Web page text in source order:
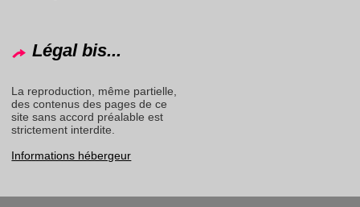
Légal bis...
La reproduction, même partielle,
des contenus des pages de ce
site sans accord préalable est
strictement interdite.
Informations hébergeur